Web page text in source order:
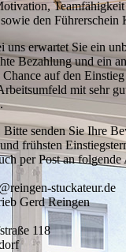
den
uns erwartet Sie ein
Bezahlung und ein
auf den
mit sehr
senden Sie Ihre
frühsten
per Post an
stuckateur.de
Gerd Reingen
118